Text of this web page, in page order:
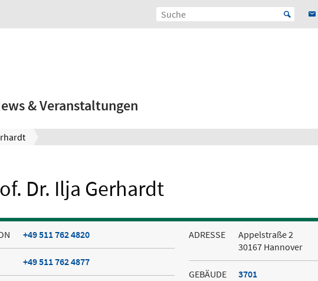
& Veranstaltungen
Dr. Ilja Gerhardt
+49 511 762 4820
+49 511 762 4877
ADRESSE
Appelstraße 2
30167 Hannover
GEBÄUDE 3701